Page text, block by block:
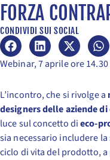
FORZA
CONDIVIDI SUI SOCIAL
Webinar, 7 aprile ore 14.30
L’incontro, che si rivolge a
designers delle aziende
luce sul concetto dieco-
sia necessario includere
ciclo di vita del prodotto,